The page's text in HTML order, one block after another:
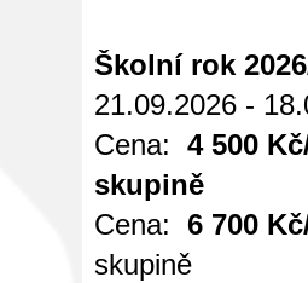
Školní rok
21.09.2026 -
Cena: 4 500
skupině
Cena: 6 700
skupině